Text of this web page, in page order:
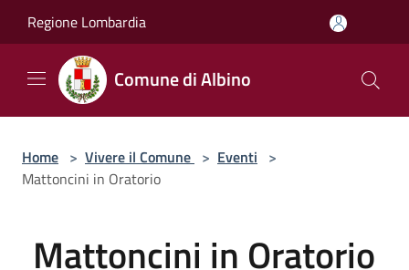
Regione Lombardia
Comune di Albino
Home > Vivere il Comune > Eventi >
Mattoncini in Oratorio
Mattoncini in Oratorio